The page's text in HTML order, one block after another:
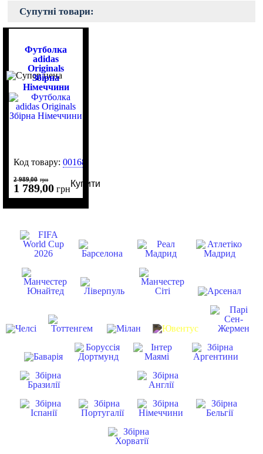
Супутні товари:
Футболка
adidas
Originals
Збірна
Німеччини
Код товару:0016820
2 989,00 грн
1 789,00 грн
Купити